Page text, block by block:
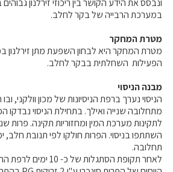
ונבסס את הידע הקושר בין ריכוזי זירלנון
במערכת הרבייה של בקר לחלב.
מטרת המחקר
מטרת המחקר היא לבחון השפעת מתן זירלנון
הפעילות השחלתית בבקר לחלב.
מבנה הניסוי
מתחלובה שנייה ואילך. בתחילת הניסוי נבדקו
לתקינות מערכת המין ומחזוריות תקינה. פרות
השתתפו בניסוי. הפרות חולקו לפי תנובת חלב,
תחלובה.
לאחר תקופת הסתגלות